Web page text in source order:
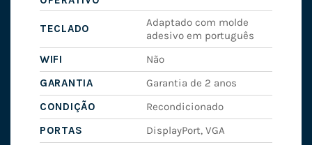
TECLADO
Adaptado com molde
adesivo em português
WIFI
Não
GARANTIA
Garantia de 2 anos
CONDIÇÃO
Recondicionado
PORTAS
DisplayPort, VGA